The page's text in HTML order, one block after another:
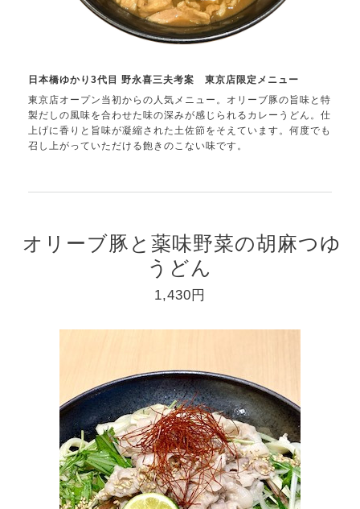
日本橋ゆかり3代目 野永喜三夫考案 東京店限定メニュー
東京店オープン当初からの人気メニュー。オリーブ豚の旨味と特
製だしの風味を合わせた味の深みが感じられるカレーうどん。仕
上げに香りと旨味が凝縮された土佐節をそえています。何度でも
召し上がっていただける飽きのこない味です。
オリーブ豚と薬味野菜の胡麻つゆ
うどん
1,430円